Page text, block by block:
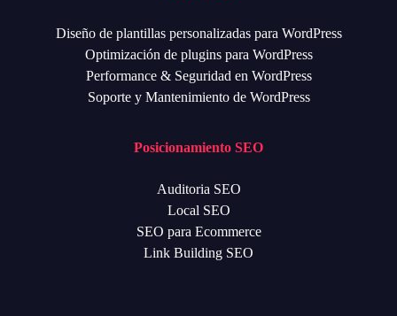
Diseño de plantillas personalizadas para WordPress
Optimización de plugins para WordPress
Performance & Seguridad en WordPress
Soporte y Mantenimiento de WordPress
Posicionamiento SEO
Auditoria SEO
Local SEO
SEO para Ecommerce
Link Building SEO